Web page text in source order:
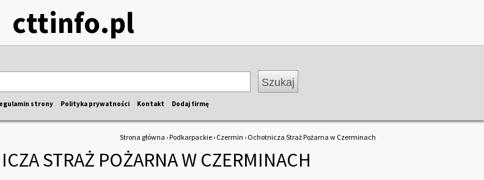
cttinfo.pl
strony Polityka prywatności Kontakt Dodaj firmę
Strona główna ›Podkarpackie › Czermin › Ochotnicza Straż Pożarna w Czerminach
STRAŻ POŻARNA W CZERMINACH